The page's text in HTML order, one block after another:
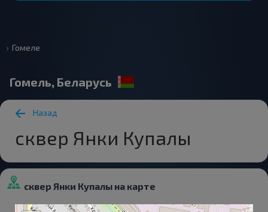
Гомеле
Гомель, Беларусь
Назад
сквер Янки Купалы
сквер Янки Купалы на карте